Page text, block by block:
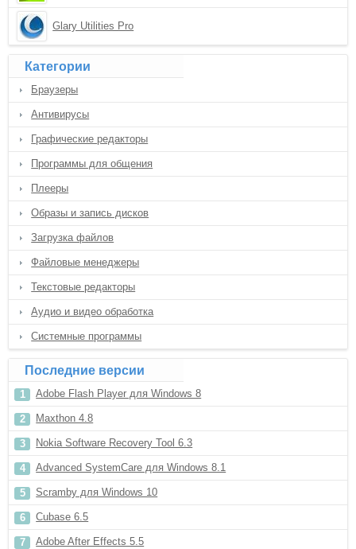
Glary Utilities Pro
Категории
Браузеры
Антивирусы
Графические редакторы
Программы для общения
Плееры
Образы и запись дисков
Загрузка файлов
Файловые менеджеры
Текстовые редакторы
Аудио и видео обработка
Системные программы
Последние версии
Adobe Flash Player для Windows 8
Maxthon 4.8
Nokia Software Recovery Tool 6.3
Advanced SystemCare для Windows 8.1
Scramby для Windows 10
Cubase 6.5
Adobe After Effects 5.5